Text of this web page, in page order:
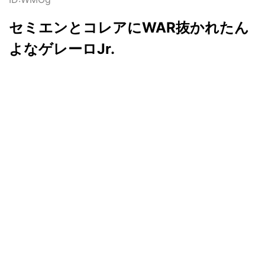
セミエンとコレアにWAR抜かれたん
よなゲレーロJr.